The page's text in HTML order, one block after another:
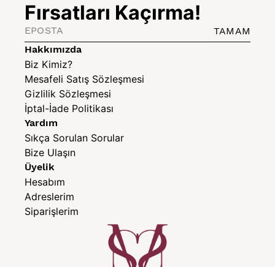
Hakkımızda
Biz Kimiz?
Mesafeli Satış Sözleşmesi
Gizlilik Sözleşmesi
İptal-İade Politikası
Yardım
Sıkça Sorulan Sorular
Bize Ulaşın
Üyelik
Hesabım
Adreslerim
Siparişlerim
Fırsatları Kaçırma!
TAMAM